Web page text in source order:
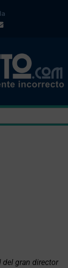
del gran director